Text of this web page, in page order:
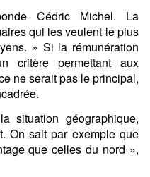
Cédric Michel. La
qui les veulent le plus
» Si la rémunération
critère permettant aux
ne serait pas le principal,
situation géographique,
On sait par exemple que
que celles du nord »,